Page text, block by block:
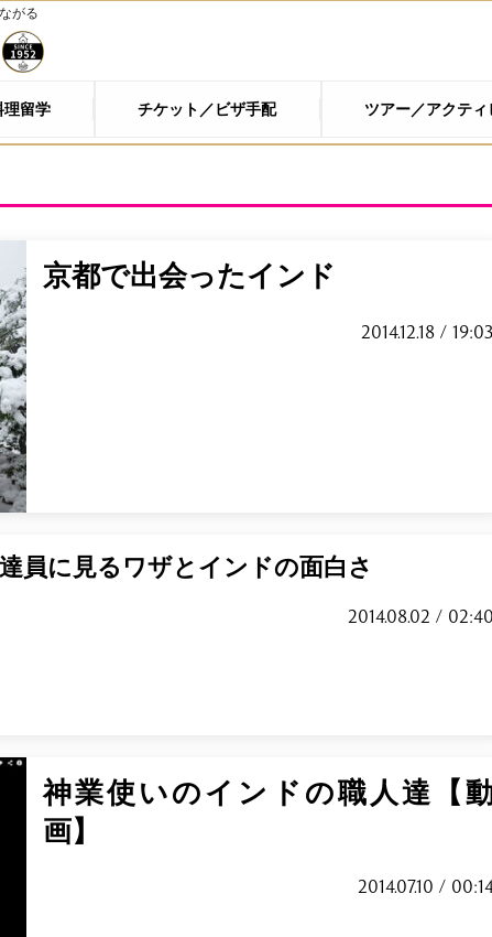
がる
理留学 チケット／ビザ手配 ツアー／アクティ
京都で出会ったインド
2014.12.18 / 19:03
員に見るワザとインドの面白さ
2014.08.02 / 02:40
神業使いのインドの職人達【
画】
2014.07.10 /